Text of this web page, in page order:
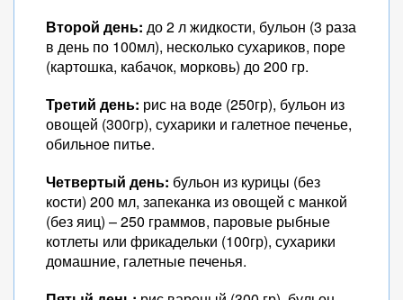
Второй день: до 2 л жидкости, бульон (3 раза
в день по 100мл), несколько сухариков, поре
(картошка, кабачок, морковь) до 200 гр.
Третий день: рис на воде (250гр), бульон из
овощей (300гр), сухарики и галетное печенье,
обильное питье.
Четвертый день: бульон из курицы (без
кости) 200 мл, запеканка из овощей с манкой
(без яиц) – 250 граммов, паровые рыбные
котлеты или фрикадельки (100гр), сухарики
домашние, галетные печенья.